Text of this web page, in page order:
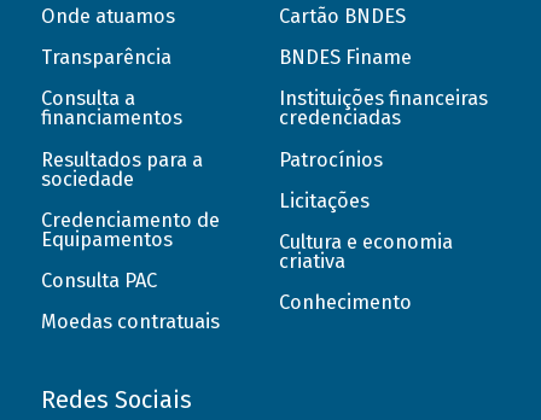
Onde atuamos
Transparência
Consulta a
financiamentos
Resultados para a
sociedade
Credenciamento de
Equipamentos
Consulta PAC
Moedas contratuais
Cartão BNDES
BNDES Finame
Instituições financeiras
credenciadas
Patrocínios
Licitações
Cultura e economia
criativa
Conhecimento
Redes Sociais